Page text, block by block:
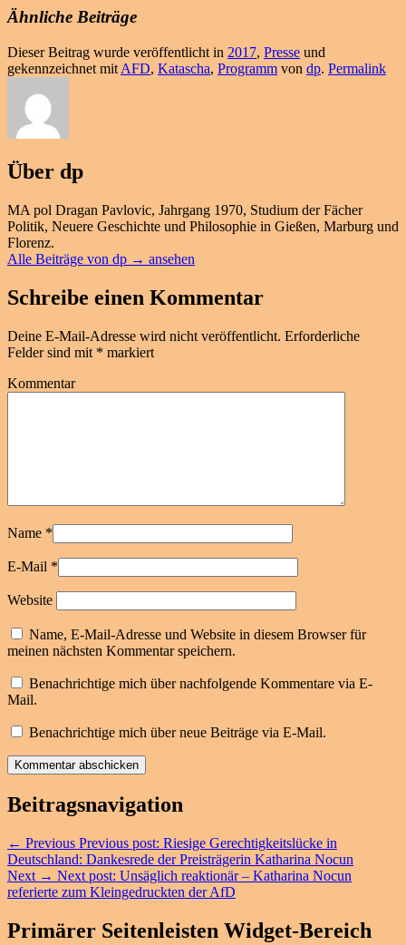
Ähnliche Beiträge
Dieser Beitrag wurde veröffentlicht in 2017, Presse und
gekennzeichnet mit AFD, Katascha, Programm von dp. Permalink
Über dp
MA pol Dragan Pavlovic, Jahrgang 1970, Studium der Fächer
Politik, Neuere Geschichte und Philosophie in Gießen, Marburg und
Florenz.
Alle Beiträge von dp → ansehen
Schreibe einen Kommentar
Deine E-Mail-Adresse wird nicht veröffentlicht. Erforderliche
Felder sind mit * markiert
Kommentar
Name *
E-Mail *
Website
Name, E-Mail-Adresse und Website in diesem Browser für
meinen nächsten Kommentar speichern.
Benachrichtige mich über nachfolgende Kommentare via E-
Mail.
Benachrichtige mich über neue Beiträge via E-Mail.
Beitragsnavigation
← Previous Previous post: Riesige Gerechtigkeitslücke in
Deutschland: Dankesrede der Preisträgerin Katharina Nocun
Next → Next post: Unsäglich reaktionär – Katharina Nocun
referierte zum Kleingedruckten der AfD
Primärer Seitenleisten Widget-Bereich